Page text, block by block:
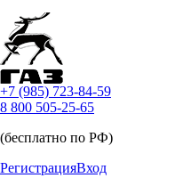
+7 (985) 723-84-59
8 800 505-25-65
(бесплатно по РФ)
РегистрацияВход